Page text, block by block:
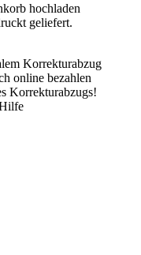
hochladen
geliefert.
Korrekturabzug
online bezahlen
Korrekturabzugs!